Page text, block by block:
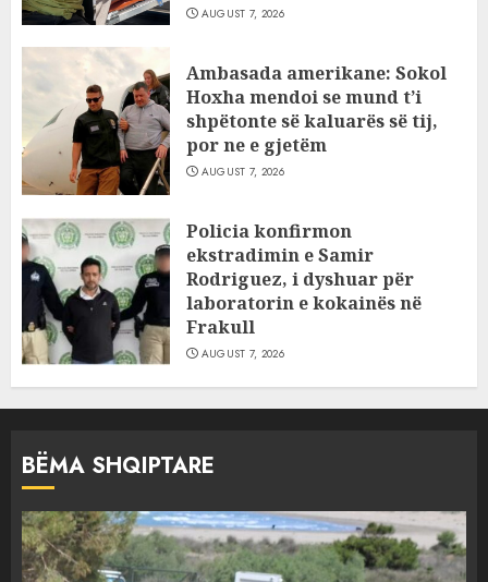
AUGUST 7, 2026
Ambasada amerikane: Sokol
Hoxha mendoi se mund t’i
shpëtonte së kaluarës së tij,
por ne e gjetëm
AUGUST 7, 2026
Policia konfirmon
ekstradimin e Samir
Rodriguez, i dyshuar për
laboratorin e kokainës në
Frakull
AUGUST 7, 2026
BËMA SHQIPTARE